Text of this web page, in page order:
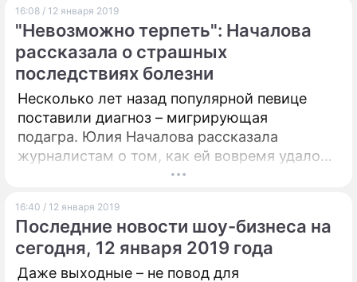
16:08 / 12 января 2019
"Невозможно терпеть": Началова
рассказала о страшных
последствиях болезни
Несколько лет назад популярной певице
поставили диагноз – мигрирующая
подагра. Юлия Началова рассказала
журналистам о том, как ей вовремя удалось
остановить развитие тяжелой болезни.
16:40 / 12 января 2019
Последние новости шоу-бизнеса на
сегодня, 12 января 2019 года
Даже выходные – не повод для